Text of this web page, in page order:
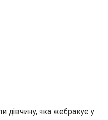
дівчину, яка жебракує у